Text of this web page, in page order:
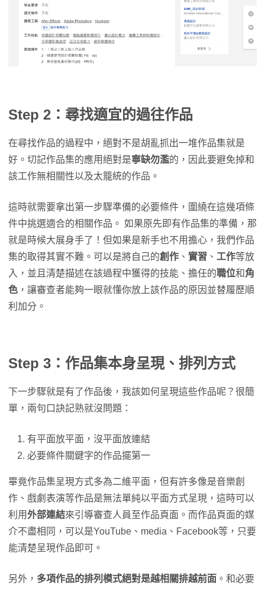
Step 2：尋找適宜的過往作品
在尋找作品的過程中，絕對不是胡亂抓出一堆作品集就是
好。切記作品集的應用絕對是寧缺勿濫的，因此要避免掉和
該工作無相關性以及太籠統的作品。
這時就需要拿出第一步驟準備的必要條件，圍繞在這幾項條
件中挑選適合的相關作品。 如果原先即有作品集的準備，那
就是時候大展身手了！但如果是新手也不用擔心，我們作品
集的取得其實不難。可以是將自己的創作 、 實習 、 工作等放
入，並且清楚描述在該過程中獲得的技能、擔任的職位和角
色 ，讓審查者能夠一眼就懂你放上該作品的原因並替履歷順
利加分。
Step 3：作品集本身呈現、排列方式
下一步驟就是有了作品後，我該如何呈現這些作品呢？很簡
單，兩句口訣記熟就沒問題：
有平面放平面，沒平面放連結
必要條件關鍵字的作品擺第一
畢竟作品集呈現方式多為二維平面，但有許多像是音樂創
作、戲劇表演等作品是無法單純以平面方式呈現，這時可以
利用外部連結來引導審查人員至作品頁面。而作品頁面的媒
介不盡相同，可以是YouTube、media、Facebook等，只要
能清楚呈現作品即可。
另外， 多項作品的排列模式絕對是越相關排越前面 。和必要